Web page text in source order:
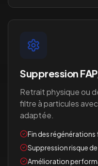
Suppression
Retrait physique ou
filtre à particules
adaptée.
Fin des
Suppression risque
Amélioration